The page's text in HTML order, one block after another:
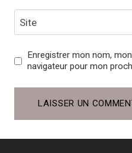
Site
Enregistrer mon nom,
navigateur pour mon